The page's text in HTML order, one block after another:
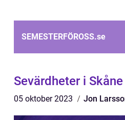
SEMESTERFÖROSS.se
Sevärdheter i
05 oktober 2023 Jon